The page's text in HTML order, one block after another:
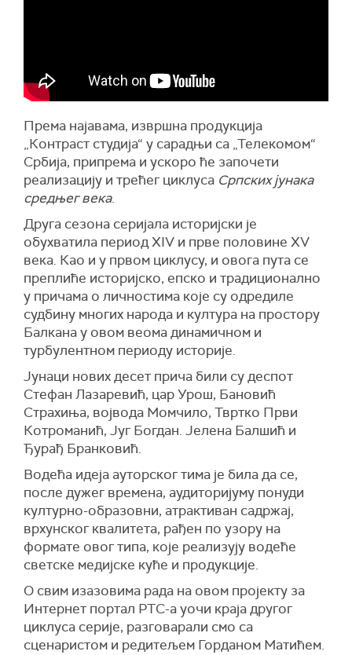
Према најавама, извршна продукција
„Контраст студија“ у сарадњи са „Телекомом“
Србија, припрема и ускоро ће започети
реализацију и трећег циклуса Српских јунака
средњег века.
Друга сезона серијала историјски је
обухватила период XIV и прве половине XV
века. Као и у првом циклусу, и овога пута се
преплиће историјско, епско и традиционално
у причама о личностима које су одредиле
судбину многих народа и култура на простору
Балкана у овом веома динамичном и
турбулентном периоду историје.
Јунаци нових десет прича били су деспот
Стефан Лазаревић, цар Урош, Бановић
Страхиња, војвода Момчило, Твртко Први
Котроманић, Југ Богдан. Јелена Балшић и
Ђурађ Бранковић.
Водећа идеја ауторског тима је била да се,
после дужег времена, аудиторијуму понуди
културно-образовни, атрактиван садржај,
врхунског квалитета, рађен по узору на
формате овог типа, које реализују водеће
светске медијске куће и продукције.
О свим изазовима рада на овом пројекту за
Интернет портал РТС-а уочи краја другог
циклуса серије, разговарали смо са
сценаристом и редитељем Горданом Матићем.